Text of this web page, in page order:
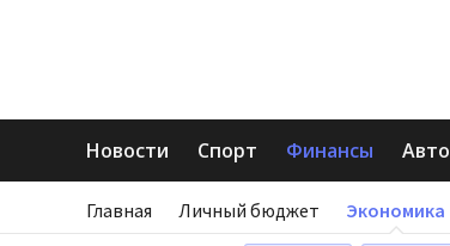
Новости Спорт Финансы Авто
Главная Личный бюджет Экономика